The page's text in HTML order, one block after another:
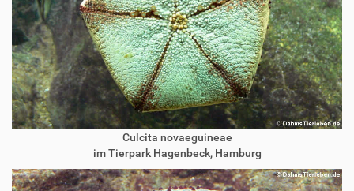
Culcita novaeguineae
im Tierpark Hagenbeck, Hamburg